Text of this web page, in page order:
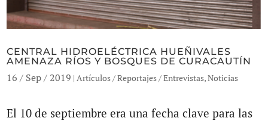
CENTRAL HIDROELÉCTRICA HUEÑIVALES
AMENAZA RÍOS Y BOSQUES DE CURACAUTÍN
16 / Sep / 2019 | Artículos / Reportajes / Entrevistas,Noticias
El 10 de septiembre era una fecha clave para las